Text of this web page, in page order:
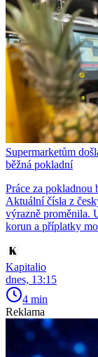
Supermarketům
běžná pokladní
Práce za pokladnou
Aktuální čísla z
výrazně proměnila.
korun a příplatky
Kapitalio
dnes, 13:15
4 min
Reklama